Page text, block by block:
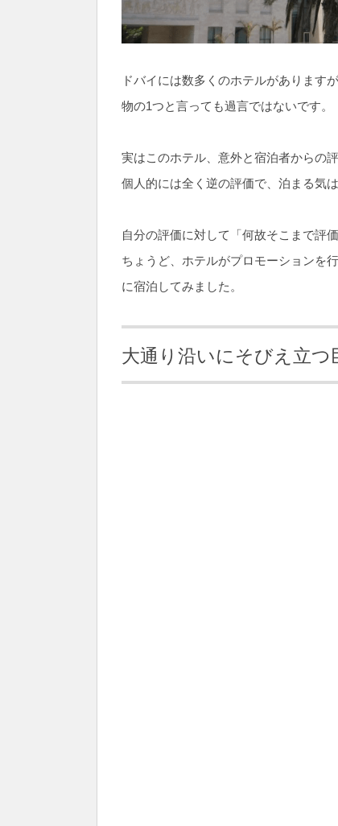
ドバイには数多くのホテルがあります
物の1つと言っても過言ではないです。
実はこのホテル、意外と宿泊者からの評
個人的には全く逆の評価で、泊まる気
自分の評価に対して「何故そこまで評
ちょうど、ホテルがプロモーションを
に宿泊してみました。
大通り沿いにそびえ立つ